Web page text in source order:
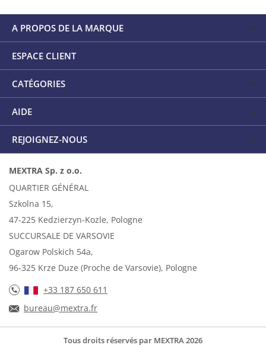
A PROPOS DE LA MARQUE
ESPACE CLIENT
CATÉGORIES
AIDE
REJOIGNEZ-NOUS
MEXTRA Sp. z o.o.
QUARTIER GÉNÉRAL
Szkolna 15,
47-225 Kedzierzyn-Kozle, Pologne
SUCCURSALE DE VARSOVIE
Ogarow Polskich 54a,
96-325 Krze Duze (Proche de Varsovie), Pologne
+33 187 650 611
bureau@mextra.fr
Tous droits réservés par MEXTRA 2026